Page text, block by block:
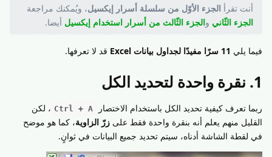
أنت تقرأ الجزء الأوّل من سلسلة أسرار إيكسيل، ويُمكنك مراجعة
الجزء الثّاني والجزء الثّالث من أسرار استخدام إيكسيل أيضا.
فيما يلي 11 سرًا مفيدًا لجداول بيانات Excel قد لا تعرفها.
1. نقرة واحدة لتحديد الكل
ربما تعرف كيفية تحديد الكل باستخدام الاختصار Ctrl + A ، لكن
القليل منهم يعلم أنه بنقرة واحدة فقط على زرّ الزاوية، كما هو موضح
في لقطة الشاشة أدناه، سيتم تحديد جميع البيانات في ثوانٍ.